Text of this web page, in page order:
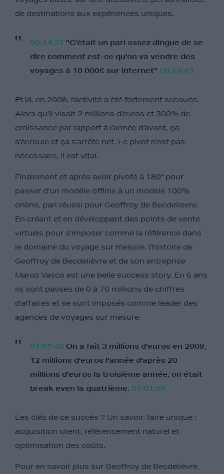
de destinations aux expériences uniques.
00:44:37 “C’était un pari assez dingue de se
dire comment est-ce qu’on va vendre des
voyages à 10 000€ sur internet” 00:44:43
Et là, en 2008, l’activité a été fortement secouée.
Alors qu’il visait 2 millions d’euros et 300% de
croissance par rapport à l’année d’avant, ça
s’écroule et ça s’arrête net. Le pivot n’est pas
nécessaire, il est vital.
Finalement et après avoir pivoté à 180° pour
passer d’un modèle offline à un modèle 100%
online, pari réussi pour Geoffroy de Becdelievre.
En créant et en développant des points de vente
virtuels pour s’imposer comme la référence dans
le domaine du voyage sur mesure, l’histoire de
Geoffroy de Becdelièvre et de son entreprise
Marco Vasco est une belle success story. En 6 ans
ils sont passés de 0 à 70 millions de chiffres
d’affaires et se sont imposés comme leader des
agences de voyages sur mesure.
01:01:46 On a fait 3 millions d’euros en 2009,
12 millions d’euros l’année d’après 20
millions d’euros la troisième année, on était
break even la quatrième. 01:01:58
Les clés de ce succès ? Un savoir-faire unique :
acquisition client, référencement naturel et
optimisation des coûts.
Pour en savoir plus sur Geoffroy de Becdelièvre,